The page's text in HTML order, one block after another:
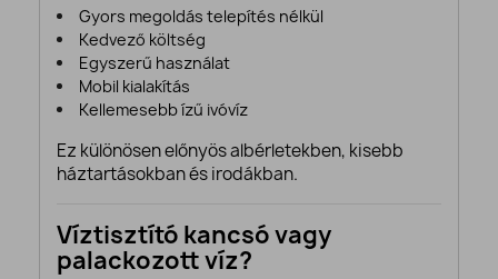
Gyors megoldás telepítés nélkül
Kedvező költség
Egyszerű használat
Mobil kialakítás
Kellemesebb ízű ivóvíz
Ez különösen előnyös albérletekben, kisebb
háztartásokban és irodákban.
Víztisztító kancsó vagy
palackozott víz?